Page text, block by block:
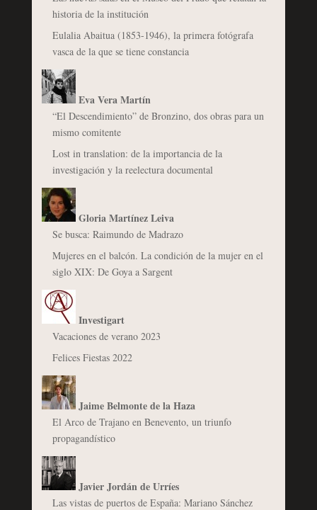
historia de la institución
Eulalia Abaitua (1853-1946), la primera fotógrafa
vasca de la que se tiene constancia
Eva Vera Martín
“El Descendimiento” de Bronzino, dos obras para un
mismo comitente
Lost in translation: de la importancia de la
investigación y la reelectura documental
Gloria Martínez Leiva
Se busca: Raimundo de Madrazo
Mujeres en el balcón. La condición de la mujer en el
siglo XIX: De Goya a Sargent
Investigart
Vacaciones de verano 2023
Felices Fiestas 2022
Jaime Belmonte de la Haza
El Arco de Trajano en Benevento, un triunfo
propagandístico
Javier Jordán de Urríes
Las vistas de puertos de España: Mariano Sánchez